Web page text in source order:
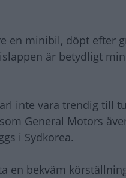
en minibil, döpt efter
är betydligt
inte vara trendig till
General Motors
i Sydkorea.
en bekväm